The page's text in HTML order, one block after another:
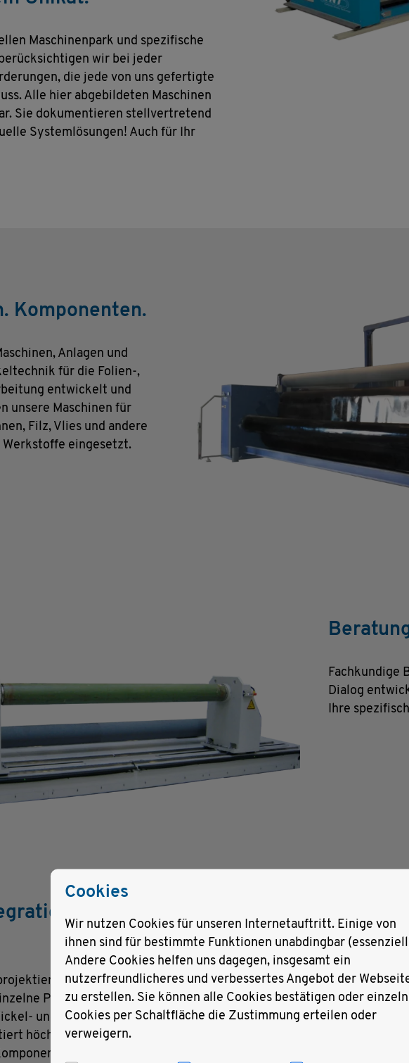
Maschinenpark und spezifische
wir bei jeder
die jede von uns gefertigte
Alle hier abgebildeten Maschinen
Sie dokumentieren stellvertretend
Systemlösungen! Auch für Ihr
Komponenten.
Anlagen und
für die Folien-,
entwickelt und
unsere Maschinen für
Filz, Vlies und andere
eingesetzt.
Fachkundige
Dialog
Ihre
wir individuelle,
Produkt und den
und Schneidtechnik.
höchste Produktivität
in bestehende
Cookies
Wir nutzen Cookies für unseren Internetauftritt. Einige von
ihnen sind für bestimmte Funktionen unabdingbar
Andere Cookies helfen uns dagegen, insgesamt ein
nutzerfreundlicheres und verbessertes Angebot der
zu erstellen. Sie können alle Cookies bestätigen oder
Cookies per Schaltfläche die Zustimmung erteilen oder
verweigern.